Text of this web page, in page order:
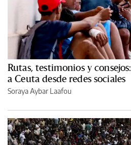
Rutas, testimonios y
a Ceuta desde redes sociales
Soraya Aybar Laafou